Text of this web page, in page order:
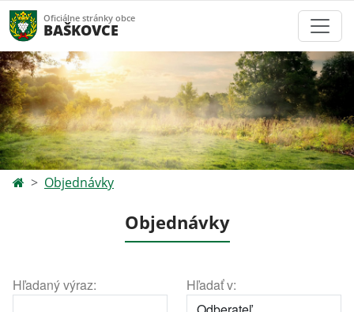
Oficiálne stránky obce
BAŠKOVCE
Objednávky
Objednávky
Hľadaný výraz: Hľadať v: